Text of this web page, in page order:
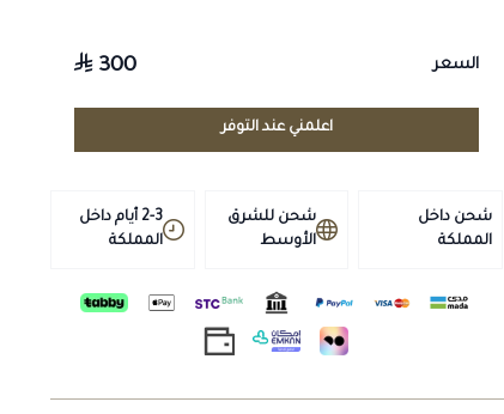
يُعطى عن طريق الحقن العضلي أو الوريدي في الخيل والأبقار،
بجرعة من 5 إلى 10 مل. تُحدَّد الجرعة النهائية من قبل الطبيب
التخزين
الأطفال.
المختص فقط؛ اقرأ النشرة والتحذيرات والتزم بفترة الأمان
السعر 300
اعلمني عند التوفر
شحن داخل
المملكة
شحن للشرق
الأوسط
2-3 أيام داخل
المملكة